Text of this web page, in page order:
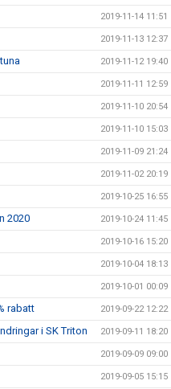
2019-11-14 11:51
2019-11-13 12:37
2019-11-12 19:40
2019-11-11 12:59
2019-11-10 20:54
2019-11-10 15:03
2019-11-09 21:24
2019-11-02 20:19
2019-10-25 16:55
2020 2019-10-24 11:45
2019-10-16 15:20
2019-10-04 18:13
2019-10-01 00:09
rabatt 2019-09-22 12:22
i SK Triton 2019-09-11 18:20
2019-09-09 09:00
2019-09-05 15:15